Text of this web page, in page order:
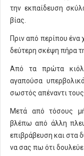
την εκπαίδευση
βίας.
Πριν από περίπου
δεύτερη σκέψη πήρα
Από τα πρώτα
αγαπούσα
σωστός απέναντι τους.
Μετά από τόσους
βλέπω από άλλη
επιβράβευση και στα
να σας πω ότι